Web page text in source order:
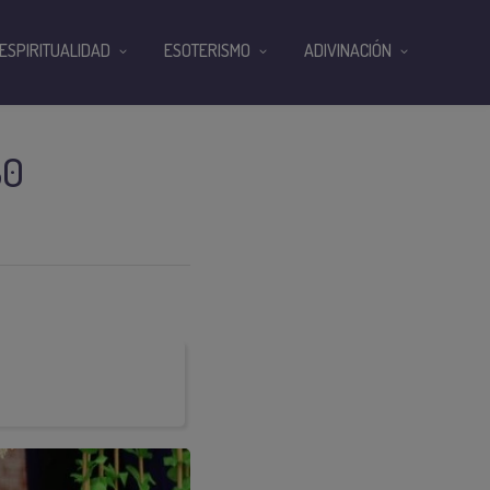
ESPIRITUALIDAD ESOTERISMO ADIVINACIÓN